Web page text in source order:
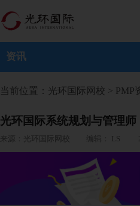
资讯
当前位置： 光环国际网校 > PMP
光环国际系统规划与管理
来源：光环国际网校 编辑： LS